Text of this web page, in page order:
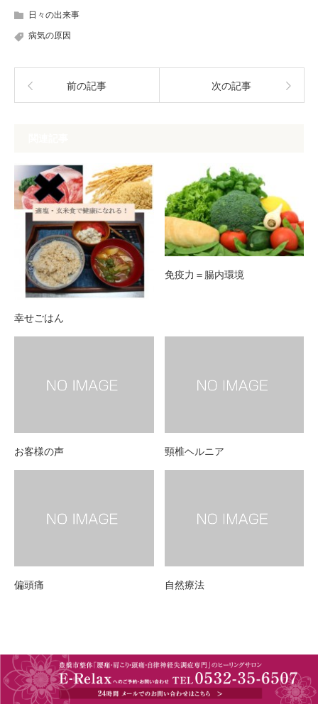
日々の出来事
病気の原因
前の記事 次の記事
幸せごはん
免疫力＝腸内環境
お客様の声 頸椎ヘルニア
偏頭痛 自然療法